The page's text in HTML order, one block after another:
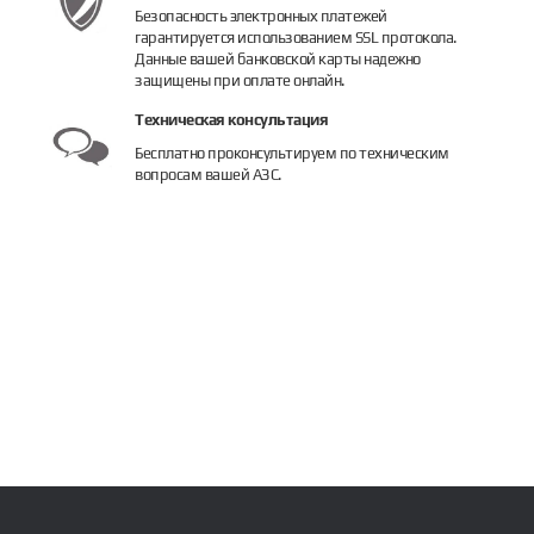
Безопасность электронных платежей
гарантируется использованием SSL протокола.
Данные вашей банковской карты надежно
защищены при оплате онлайн.
Техническая консультация
Бесплатно проконсультируем по техническим
вопросам вашей АЗС.